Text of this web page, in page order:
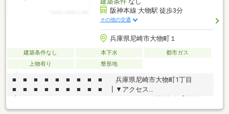
阪神本線 大物駅 徒歩3分
その他の交通
兵庫県尼崎市大物町１
建築条件なし 本下水
都市ガス
上物有り
整形地
■ ■ ■ ■ ■ ■ ■ ■ ■ 兵庫県尼崎市大物町1丁目
■ ■ ■ ■ ■ ■ ■ ■ ■ ┃▼アクセス
駅】まで徒歩3分・阪神本線【尼崎駅】まで徒歩16分┃▼物件概